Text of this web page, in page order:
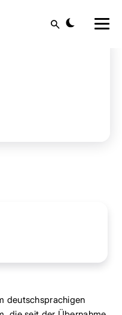
deutschsprachigen